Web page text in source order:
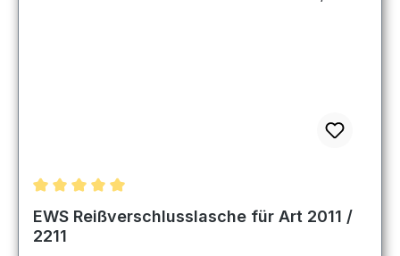
Durchschnittliche Bewertung von 5 von 5 Sternen
EWS Reißverschlusslasche für Art 2011 /
2211